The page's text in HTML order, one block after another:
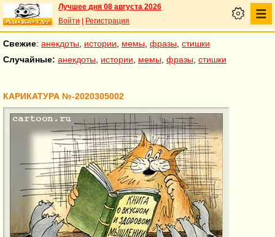
Лучшее дня 08 августа 2026
Войти
Регистрация
Свежие: анекдоты истории мемы фразы стишки
Случайные: анекдоты истории мемы фразы стишки
КАРИКАТУРА №-2020305002